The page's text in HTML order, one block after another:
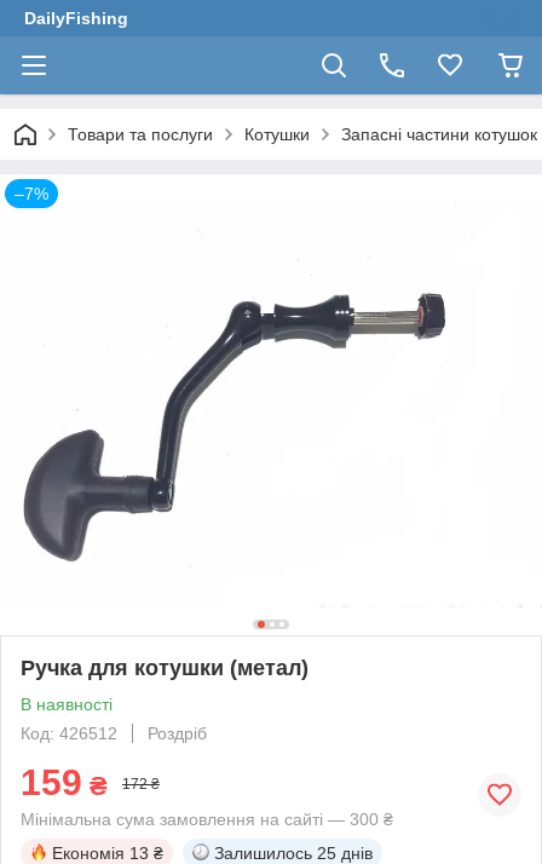
DailyFishing
Товари та послуги Котушки Запасні частини котушок
–7%
Ручка для котушки (метал)
В наявності
Код: 426512
Роздріб
159 ₴ 172 ₴
Мінімальна сума замовлення на сайті — 300 ₴
Економія 13 ₴ Залишилось 25 днів